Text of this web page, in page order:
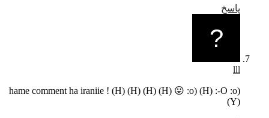
hame comment ha iraniie ! (H) (H) (H) (H) 😛 :o) (H) :-O :o)